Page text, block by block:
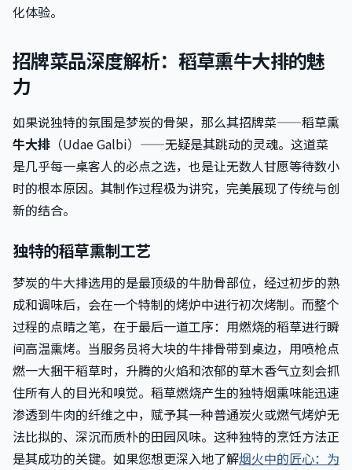
化体验。
招牌菜品深度解析：稻草熏牛大排的魅
力
如果说独特的氛围是梦炭的骨架，那么其招牌菜——稻草熏
牛大排 （Udae Galbi）——无疑是其跳动的灵魂。这道菜
是几乎每一桌客人的必点之选，也是让无数人甘愿等待数小
时的根本原因。其制作过程极为讲究，完美展现了传统与创
新的结合。
独特的稻草熏制工艺
梦炭的牛大排选用的是最顶级的牛肋骨部位，经过初步的熟
成和调味后，会在一个特制的烤炉中进行初次烤制。而整个
过程的点睛之笔，在于最后一道工序：用燃烧的稻草进行瞬
间高温熏烤。当服务员将大块的牛排骨带到桌边，用喷枪点
燃一大捆干稻草时，升腾的火焰和浓郁的草木香气立刻会抓
住所有人的目光和嗅觉。稻草燃烧产生的独特烟熏味能迅速
渗透到牛肉的纤维之中，赋予其一种普通炭火或燃气烤炉无
法比拟的、深沉而质朴的田园风味。这种独特的烹饪方法正
是其成功的关键。如果您想更深入地了解烟火中的匠心：为